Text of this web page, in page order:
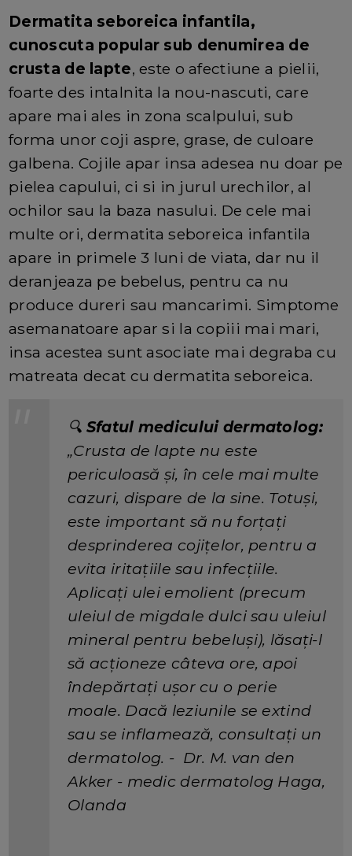
Dermatita seboreica infantila,
cunoscuta popular sub denumirea de
crusta de lapte, este o afectiune a pielii,
foarte des intalnita la nou-nascuti, care
apare mai ales in zona scalpului, sub
forma unor coji aspre, grase, de culoare
galbena. Cojile apar insa adesea nu doar pe
pielea capului, ci si in jurul urechilor, al
ochilor sau la baza nasului. De cele mai
multe ori, dermatita seboreica infantila
apare in primele 3 luni de viata, dar nu il
deranjeaza pe bebelus, pentru ca nu
produce dureri sau mancarimi. Simptome
asemanatoare apar si la copiii mai mari,
insa acestea sunt asociate mai degraba cu
matreata decat cu dermatita seboreica.
🔍 Sfatul medicului dermatolog:
„Crusta de lapte nu este
periculoasă și, în cele mai multe
cazuri, dispare de la sine. Totuși,
este important să nu forțați
desprinderea cojițelor, pentru a
evita iritațiile sau infecțiile.
Aplicați ulei emolient (precum
uleiul de migdale dulci sau uleiul
mineral pentru bebeluși), lăsați-l
să acționeze câteva ore, apoi
îndepărtați ușor cu o perie
moale. Dacă leziunile se extind
sau se inflamează, consultați un
dermatolog. - Dr. M. van den
Akker - medic dermatolog Haga,
Olanda